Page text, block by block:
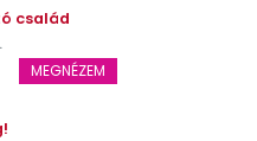
család
MEGNÉZEM